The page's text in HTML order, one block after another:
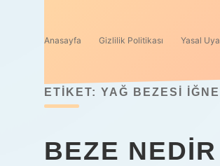
Anasayfa Gizlilik Politikası Yasal
ETIKET: YAĞ BEZESI
BEZE